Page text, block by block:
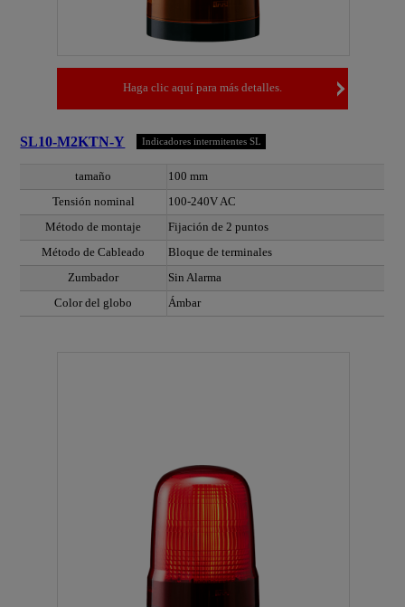
Haga clic aquí para más detalles.
SL10-M2KTN-Y Indicadores intermitentes SL
tamaño
100 mm
Tensión nominal
100-240V AC
Método de montaje
Fijación de 2 puntos
Método de Cableado
Bloque de terminales
Zumbador
Sin Alarma
Color del globo
Ámbar